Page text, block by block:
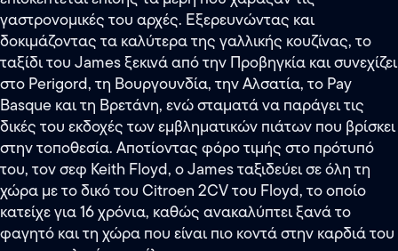
γαστρονομικές του αρχές. Εξερευνώντας και
δοκιμάζοντας τα καλύτερα της γαλλικής κουζίνας, το
ταξίδι του James ξεκινά από την Προβηγκία και συνεχίζει
στο Perigord, τη Βουργουνδία, την Αλσατία, το Pay
Basque και τη Βρετάνη, ενώ σταματά να παράγει τις
δικές του εκδοχές των εμβληματικών πιάτων που βρίσκει
στην τοποθεσία. Αποτίοντας φόρο τιμής στο πρότυπό
του, τον σεφ Keith Floyd, ο James ταξιδεύει σε όλη τη
χώρα με το δικό του Citroen 2CV του Floyd, το οποίο
κατείχε για 16 χρόνια, καθώς ανακαλύπτει ξανά το
φαγητό και τη χώρα που είναι πιο κοντά στην καρδιά του